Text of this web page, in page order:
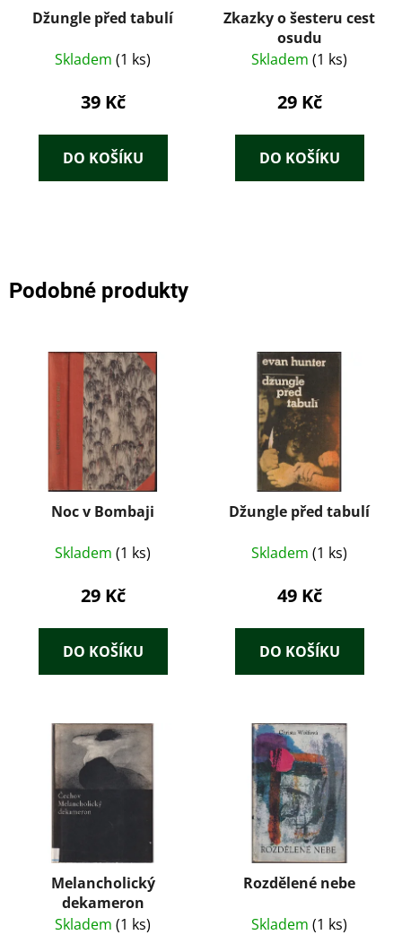
Džungle před tabulí
Skladem (1 ks)
39 Kč
DO KOŠÍKU
Zkazky o šesteru cest
osudu
Skladem (1 ks)
29 Kč
DO KOŠÍKU
Podobné produkty
Noc v Bombaji
Skladem (1 ks)
29 Kč
DO KOŠÍKU
Džungle před tabulí
Skladem (1 ks)
49 Kč
DO KOŠÍKU
Melancholický
dekameron
Skladem (1 ks)
Rozdělené nebe
Skladem (1 ks)